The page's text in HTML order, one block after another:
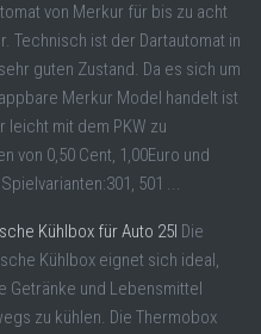
von Merkur für bis zu acht
Technisch ist der Dartautomat in
guten Zustand. Da es sich um
Merkur Model handelt ist
leicht mit dem PKW zu
von 0,50 Cent, 1,00Euro und
501 ...
Kühlbox für Auto 25l Die
Kühlbox eignet sich ideal,
Getränke und Lebensmittel
zu kühlen. Die Thermobox